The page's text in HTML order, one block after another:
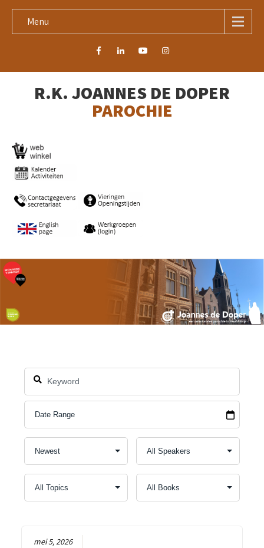
Menu
R.K. JOANNES DE DOPER
PAROCHIE
mei 5, 2026